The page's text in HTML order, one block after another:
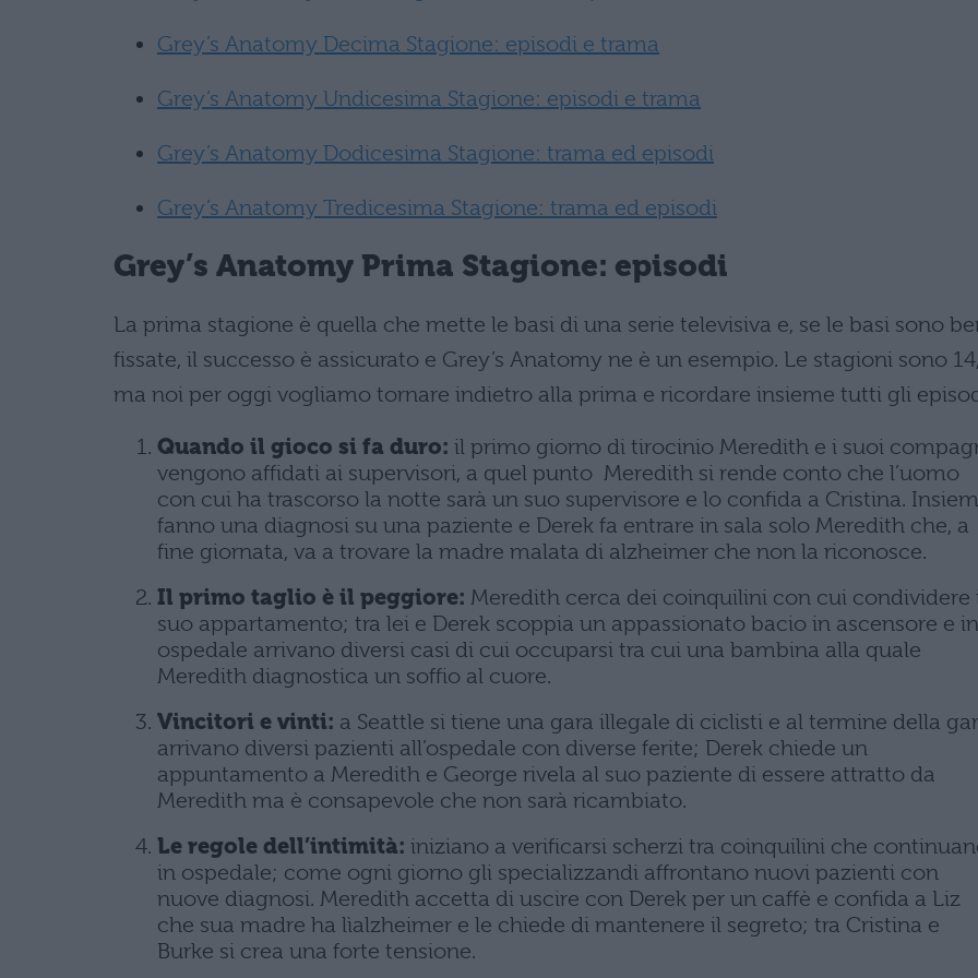
Grey’s Anatomy Decima Stagione: episodi e trama
Grey’s Anatomy Undicesima Stagione: episodi e trama
Grey’s Anatomy Dodicesima Stagione: trama ed episodi
Grey’s Anatomy Tredicesima Stagione: trama ed episodi
Grey’s Anatomy Prima Stagione: episodi
La prima stagione è quella che mette le basi di una serie televisiva e, se le basi sono
fissate, il successo è assicurato e Grey’s Anatomy ne è un esempio. Le stagioni sono
ma noi per oggi vogliamo tornare indietro alla prima e ricordare insieme tutti gli
Quando il gioco si fa duro: il primo giorno di tirocinio Meredith e i suoi
vengono affidati ai supervisori, a quel punto Meredith si rende conto che l’uomo
con cui ha trascorso la notte sarà un suo supervisore e lo confida a Cristina.
fanno una diagnosi su una paziente e Derek fa entrare in sala solo Meredith che, a
fine giornata, va a trovare la madre malata di alzheimer che non la riconosce.
Il primo taglio è il peggiore: Meredith cerca dei coinquilini con cui condividere
suo appartamento; tra lei e Derek scoppia un appassionato bacio in ascensore e in
ospedale arrivano diversi casi di cui occuparsi tra cui una bambina alla quale
Meredith diagnostica un soffio al cuore.
Vincitori e vinti: a Seattle si tiene una gara illegale di ciclisti e al termine della
arrivano diversi pazienti all’ospedale con diverse ferite; Derek chiede un
appuntamento a Meredith e George rivela al suo paziente di essere attratto da
Meredith ma è consapevole che non sarà ricambiato.
Le regole dell’intimità: iniziano a verificarsi scherzi tra coinquilini che
in ospedale; come ogni giorno gli specializzandi affrontano nuovi pazienti con
nuove diagnosi. Meredith accetta di uscire con Derek per un caffè e confida a Liz
che sua madre ha lìalzheimer e le chiede di mantenere il segreto; tra Cristina e
Burke si crea una forte tensione.